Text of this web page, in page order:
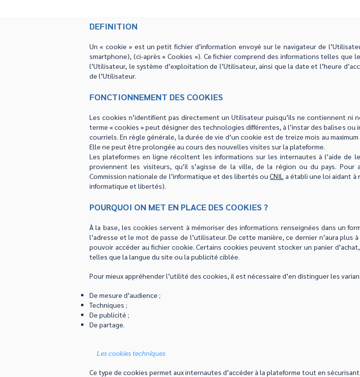
DEFINITION
Un « cookie » est un petit fichier d’information envoyé sur le navigateur de
smartphone), (ci-après « Cookies »). Ce fichier comprend des informations telles que
l’Utilisateur, le système d’exploitation de l’Utilisateur, ainsi que la date et l’heure
de l’Utilisateur.
FONCTIONNEMENT DES COOKIES
Les cookies n’identifient pas directement un Utilisateur puisqu’ils ne contiennent ni
terme « cookies » peut désigner des technologies différentes, à l’instar des balises ou
courriels. En règle générale, la durée de vie d’un cookie est de treize mois au
Elle ne peut être prolongée au cours des nouvelles visites sur la plateforme.
Les plateformes en ligne récoltent les informations sur les internautes à l’aide de
proviennent les visiteurs, qu’il s’agisse de la ville, de la région ou du pays.
Commission nationale de l’informatique et des libertés ouCNIL a établi une loi aidant
informatique et libertés).
POURQUOI ON MET EN PLACE DES COOKIES ?
À la base, les cookies servent à mémoriser des informations renseignées dans un
l’adresse et le mot de passe de l’utilisateur. De cette manière, ce dernier n’aura
pouvoir accéder au fichier cookie. Certains cookies peuvent stocker un panier
telles que la langue du site ou la publicité ciblée.
Pour mieux appréhender l’utilité des cookies, il est nécessaire d’en distinguer les
De mesure d’audience ;
Techniques ;
De publicité ;
De partage.
Les cookies techniques
Ce type de cookies permet aux internautes d’accéder à la plateforme tout en